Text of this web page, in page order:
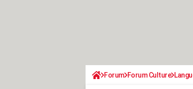
Forum Forum Culture